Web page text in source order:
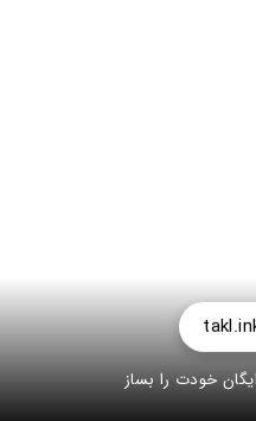
خودت را بساز